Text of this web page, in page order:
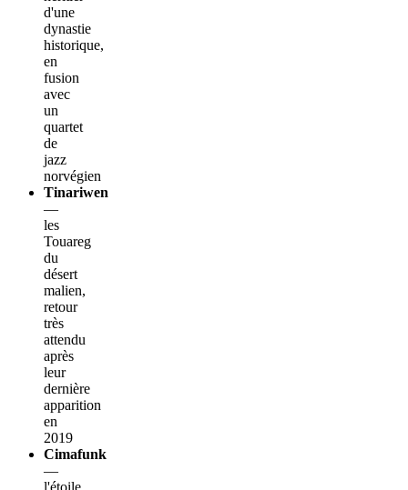
d'une
dynastie
historique,
en
fusion
avec
un
quartet
de
jazz
norvégien
Tinariwen
—
les
Touareg
du
désert
malien,
retour
très
attendu
après
leur
dernière
apparition
en
2019
Cimafunk
—
l'étoile